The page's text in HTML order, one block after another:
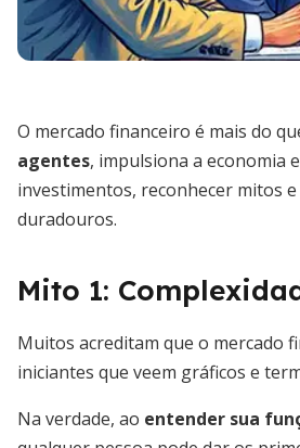
O mercado financeiro é mais do
agentes, impulsiona a economia
investimentos, reconhecer mitos
duradouros.
Mito 1:
Muitos acreditam que o mercado
iniciantes que veem gráficos e
Na verdade, ao entender sua